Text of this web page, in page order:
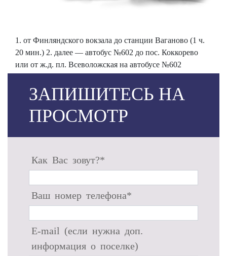
1. от Финляндского вокзала до станции Ваганово (1 ч.
20 мин.) 2. далее — автобус №602 до пос. Коккорево
или от ж.д. пл. Всеволожская на автобусе №602
ЗАПИШИТЕСЬ НА
ПРОСМОТР
Как Вас зовут?*
Ваш номер телефона*
E-mail (если нужна доп.
информация о поселке)